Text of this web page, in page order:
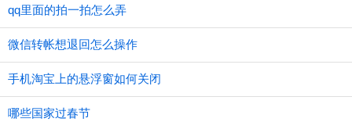
qq里面的拍一拍怎么弄
微信转帐想退回怎么操作
手机淘宝上的悬浮窗如何关闭
哪些国家过春节